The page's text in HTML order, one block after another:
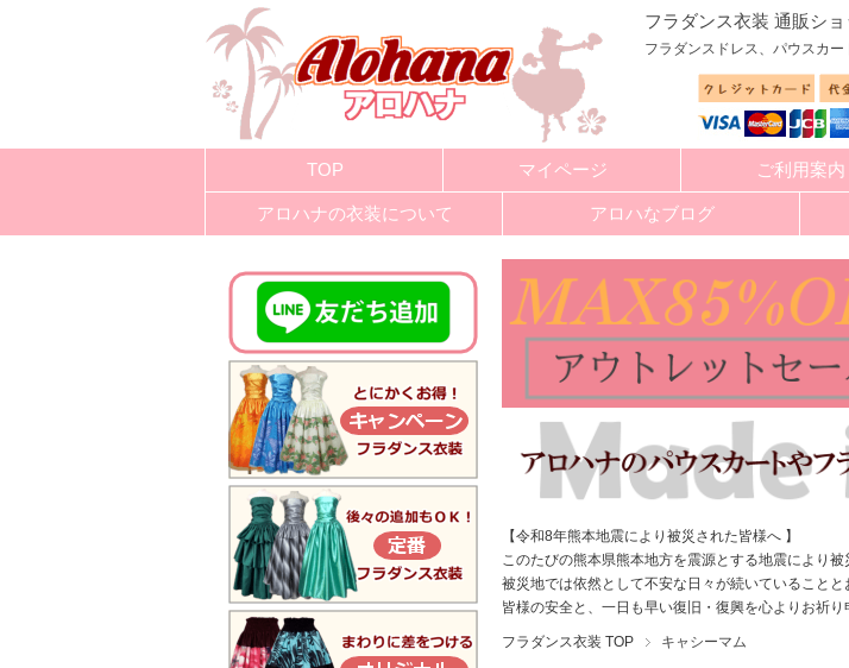
フラダンス衣装 通販シ
フラダンスドレス、パウスカ
TOP マイページ ご利用案内
アロハナの衣装について アロハなブログ
【令和8年熊本地震により被災された皆様へ 】
このたびの熊本県熊本地方を震源とする地震により
被災地では依然として不安な日々が続いていること
皆様の安全と、一日も早い復旧・復興を心より
フラダンス衣装 TOP キャシーマム